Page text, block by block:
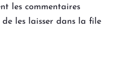
les commentaires
les laisser dans la file